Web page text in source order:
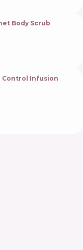
Body Scrub
Control Infusion